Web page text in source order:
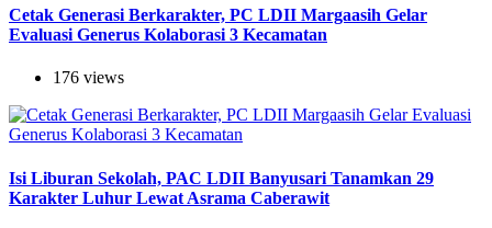
Cetak Generasi Berkarakter, PC LDII Margaasih Gelar
Evaluasi Generus Kolaborasi 3 Kecamatan
176 views
Isi Liburan Sekolah, PAC LDII Banyusari Tanamkan 29
Karakter Luhur Lewat Asrama Caberawit